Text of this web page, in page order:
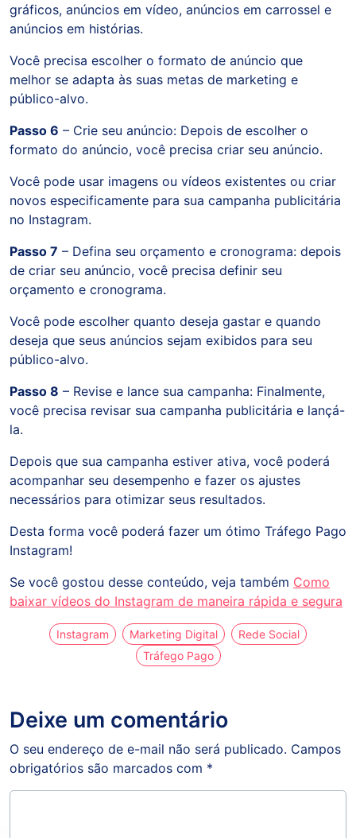
gráficos, anúncios em vídeo, anúncios em carrossel e
anúncios em histórias.
Você precisa escolher o formato de anúncio que
melhor se adapta às suas metas de marketing e
público-alvo.
Passo 6 – Crie seu anúncio: Depois de escolher o
formato do anúncio, você precisa criar seu anúncio.
Você pode usar imagens ou vídeos existentes ou criar
novos especificamente para sua campanha publicitária
no Instagram.
Passo 7 – Defina seu orçamento e cronograma: depois
de criar seu anúncio, você precisa definir seu
orçamento e cronograma.
Você pode escolher quanto deseja gastar e quando
deseja que seus anúncios sejam exibidos para seu
público-alvo.
Passo 8 – Revise e lance sua campanha: Finalmente,
você precisa revisar sua campanha publicitária e lançá-
la.
Depois que sua campanha estiver ativa, você poderá
acompanhar seu desempenho e fazer os ajustes
necessários para otimizar seus resultados.
Desta forma você poderá fazer um ótimo Tráfego Pago
Instagram!
Se você gostou desse conteúdo, veja também Como
baixar vídeos do Instagram de maneira rápida e segura
Instagram Marketing Digital
Rede Social
Tráfego Pago
Deixe um comentário
O seu endereço de e-mail não será publicado. Campos
obrigatórios são marcados com *